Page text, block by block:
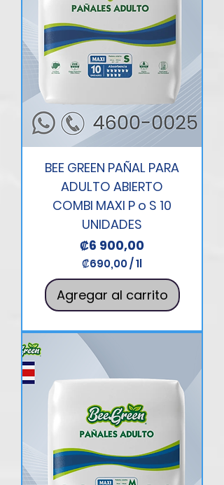
BEE GREEN PAÑAL PARA
ADULTO ABIERTO
COMBI MAXI P o S 10
UNIDADES
Precio
₡6 900,00
₡690,00/1l
₡
6
9
0
,
o
L
i
t
r
o
Agregar al carrito